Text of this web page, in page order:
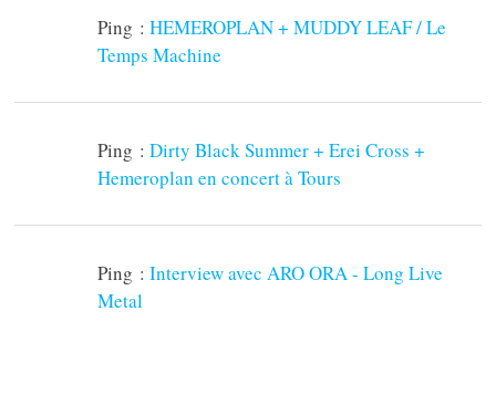
Ping :HEMEROPLAN + MUDDY LEAF / Le
Temps Machine
Ping :Dirty Black Summer + Erei Cross +
Hemeroplan en concert à Tours
Ping :Interview avec ARO ORA - Long Live
Metal